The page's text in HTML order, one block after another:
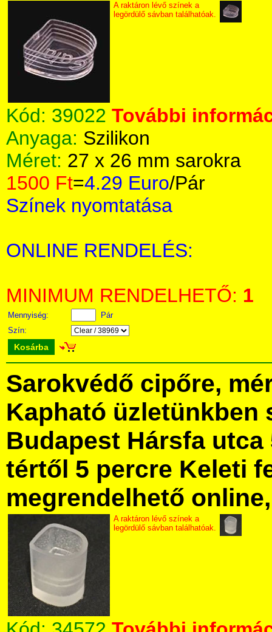
A raktáron lévő színek a
legördülő sávban találhatóak.
Kód: 39022 További
Anyaga: Szilikon
Méret: 27 x 26 mm sarokra
1500 Ft=4.29 Euro/Pár
Színek nyomtatása
ONLINE RENDELÉS:
MINIMUM RENDELHETŐ: 1
Mennyiség:
Pár
Szín:
Kosárba
Sarokvédő cipőre,
Kapható üzletünkben
Budapest Hársfa utca
tértől 5 percre Keleti
megrendelhető
A raktáron lévő színek a
legördülő sávban találhatóak.